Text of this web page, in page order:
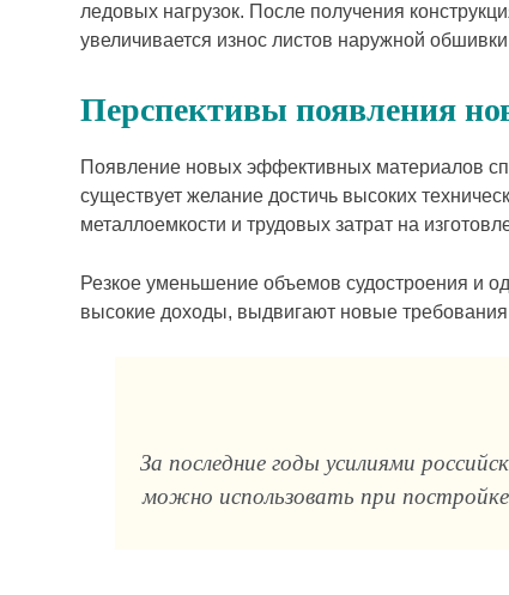
ледовых нагрузок. После получения
увеличивается износ листов наружной
Перспективы появления
Появление новых эффективных материалов
существует желание достичь высоких
металлоемкости и трудовых затрат на
Резкое уменьшение объемов судостроения и
высокие доходы, выдвигают новые
За последние годы усилиями
можно использовать при